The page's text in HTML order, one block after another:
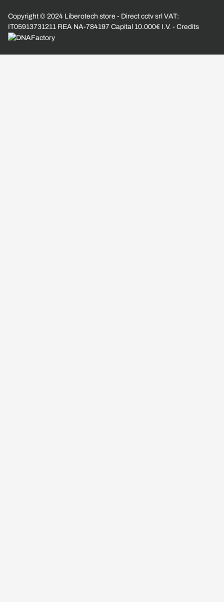
Copyright © 2024 Liberotech store - Direct cctv srl VAT:
IT05913731211 REA NA-784197 Capital 10.000€ I.V. - Credits